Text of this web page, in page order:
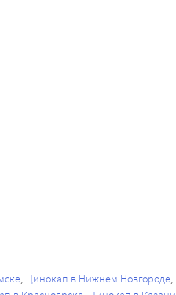
Цинокап в Нижнем Новгороде